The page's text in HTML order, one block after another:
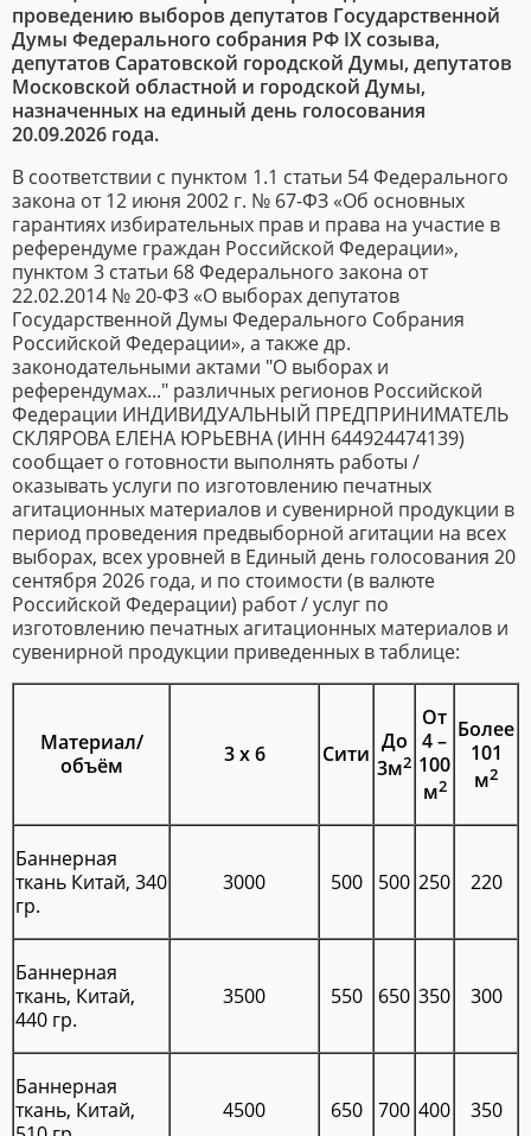
проведению выборов депутатов Государственной
Думы Федерального собрания РФ IX созыва,
депутатов Саратовской городской Думы, депутатов
Московской областной и городской Думы,
назначенных на единый день голосования
20.09.2026 года.
В соответствии с пунктом 1.1 статьи 54 Федерального
закона от 12 июня 2002 г. № 67-ФЗ «Об основных
гарантиях избирательных прав и права на участие в
референдуме граждан Российской Федерации»,
пунктом 3 статьи 68 Федерального закона от
22.02.2014 № 20-ФЗ «О выборах депутатов
Государственной Думы Федерального Собрания
Российской Федерации», а также др.
законодательными актами "О выборах и
референдумах..." различных регионов Российской
Федерации ИНДИВИДУАЛЬНЫЙ ПРЕДПРИНИМАТЕЛЬ
СКЛЯРОВА ЕЛЕНА ЮРЬЕВНА (ИНН 644924474139)
сообщает о готовности выполнять работы /
оказывать услуги по изготовлению печатных
агитационных материалов и сувенирной продукции в
период проведения предвыборной агитации на всех
выборах, всех уровней в Единый день голосования 20
сентября 2026 года, и по стоимости (в валюте
Российской Федерации) работ / услуг по
изготовлению печатных агитационных материалов и
сувенирной продукции приведенных в таблице:
Материал/
объём
3 х 6 Сити До
3м2
От
4 –
100
м2
Более
101
м2
Баннерная
ткань Китай, 340
гр.
3000 500 500 250 220
Баннерная
ткань, Китай,
440 гр.
3500 550 650 350 300
Баннерная
ткань, Китай,
4500 650 700 400 350